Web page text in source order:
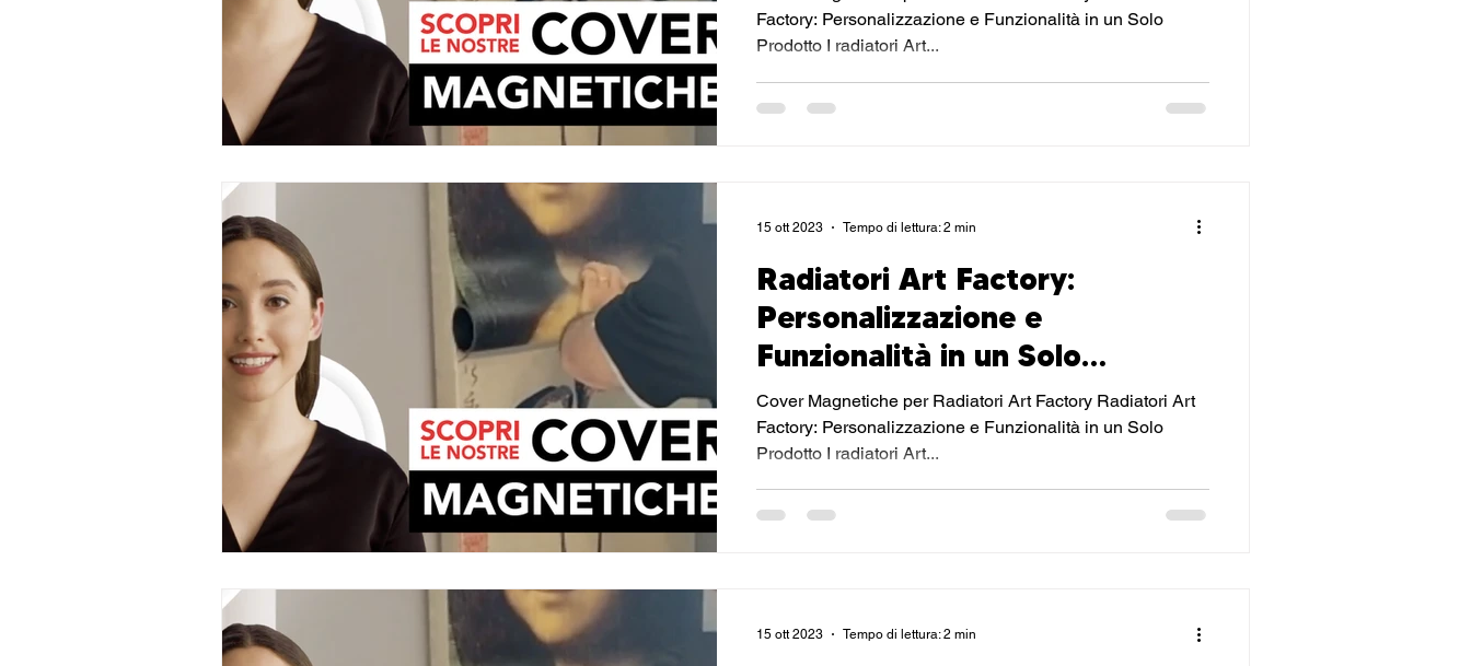
Magnetiche
Factory: Personalizzazione e Funzionalità in un Solo
Prodotto I radiatori Art...
Radiatori Art Factory:
Personalizzazione e
Funzionalità in un Solo
Prodotto: Le Cover
Magnetiche
Cover Magnetiche per Radiatori Art Factory Radiatori Art
Factory: Personalizzazione e Funzionalità in un Solo
Prodotto I radiatori Art...
15 ott 2023 Tempo di lettura: 2 min
15 ott 2023 Tempo di lettura: 2 min